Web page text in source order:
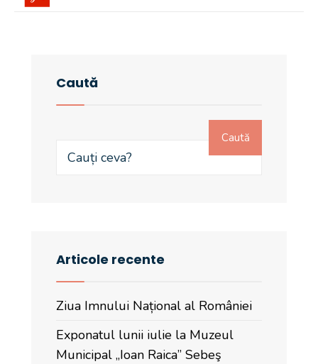
Caută
Caută
Articole recente
Ziua Imnului Național al României
Exponatul lunii iulie la Muzeul
Municipal „Ioan Raica” Sebeş